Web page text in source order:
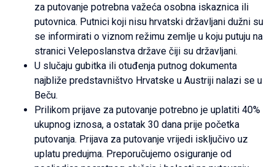
za putovanje potrebna važeća osobna iskaznica ili
putovnica. Putnici koji nisu hrvatski državljani dužni su
se informirati o viznom režimu zemlje u koju putuju na
stranici Veleposlanstva države čiji su državljani.
U slučaju gubitka ili otuđenja putnog dokumenta
najbliže predstavništvo Hrvatske u Austriji nalazi se u
Beču.
Prilikom prijave za putovanje potrebno je uplatiti 40%
ukupnog iznosa, a ostatak 30 dana prije početka
putovanja. Prijava za putovanje vrijedi isključivo uz
uplatu predujma. Preporučujemo osiguranje od